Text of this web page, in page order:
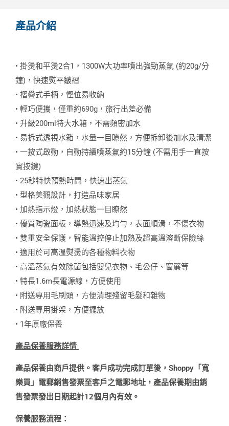
產品介紹
• 掛燙和平燙2合1，1300W大功率噴出強勁蒸氣 (約20g/分
鐘)，快速熨平皺褶
• 摺疊式手柄，慳位易收納
• 輕巧便攜，僅重約690g，旅行出差必備
• 升級200ml特大水箱，不需頻密加水
• 易拆式透視水箱，水量一目瞭然，方便拆卸後加水及清潔
• 一按式啟動，自動持續噴蒸氣約15分鐘 (不需用手一直按
實按鍵)
• 25秒特快預熱時間，快速出蒸氣
• 型格美觀設計，打造品味家居
• 加熱指示燈，加熱狀態一目瞭然
• 優質陶瓷面板，導熱迅速及均勻，表面順滑，不傷衣物
• 雙重安全保護，智能溫控停止加熱及超高溫溶斷保險絲
• 適用於可高溫熨燙的各種物料衣物
• 高溫蒸氣有效除菌包括嬰兒衣物、毛公仔、窗簾等
• 特長1.6m長電源線，方便使用
• 附送專用毛刷頭，方便清理殘留毛髮和雜物
• 附送專用掛架，方便擺放
• 1年原廠保養
產品保養服務詳情
產品保養由商戶提供。客戶成功完成訂單後，Shoppy「寬
樂買」電郵銷售發票至客戶之電郵地址，產品保養期由銷
售發票發出日期起計12個月內有效。
保養服務流程：